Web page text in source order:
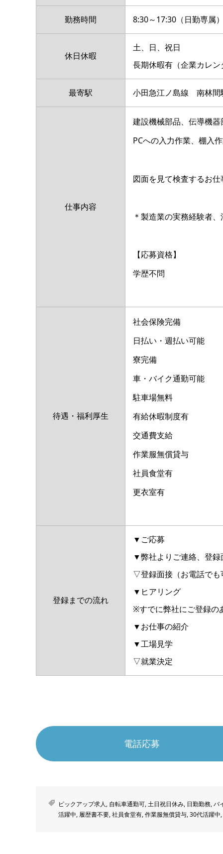
勤務時間 8:30～17:30（日勤専属）
休日休暇
土、日、祝日
長期休暇有（企業カレン
最寄駅 小田急江ノ島線 南林
仕事内容
建設機械部品、伝導機
PCへの入力作業、棚入
図面を見て検査するお仕
＊製造業の実務経験者、
【応募資格】
学歴不問
待遇・福利厚生
社会保険完備
日払い・週払い可能
寮完備
車・バイク通勤可能
駐車場無料
有給休暇制度有
交通費支給
作業服無償貸与
社員食堂有
更衣室有
登録までの流れ
▼ご応募
▼弊社よりご連絡、登録
▽登録面接（お電話でも
▼ヒアリング
※すでに弊社にご登録の
▼お仕事の紹介
▼工場見学
▽就業決定
電話応募
ピックアップ求人, 自転車通勤可,土日祝日休み, 日勤勤務,バ
活躍中, 履歴書不要,社員食堂有,作業服無償貸与,30代活躍中,